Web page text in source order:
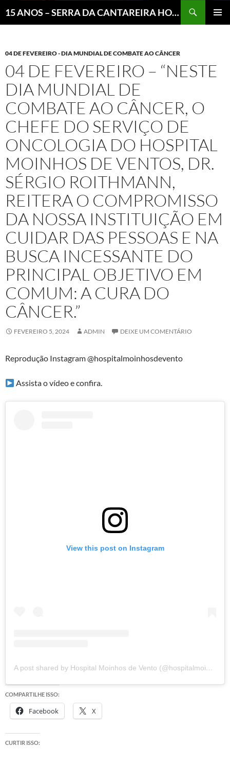
15 ANOS – SERRA DA CANTAREIRA HOJE E COTIDIANO DO BRASIL E DO MUNDO
04 DE FEVEREIRO - DIA MUNDIAL DE COMBATE AO CÂNCER
04 DE FEVEREIRO – “NESTE
DIA MUNDIAL DE
COMBATE AO CÂNCER, O
CHEFE DO SERVIÇO DE
ONCOLOGIA DO HOSPITAL
MOINHOS DE VENTOS, DR.
SÉRGIO ROITHMANN,
REITERA O COMPROMISSO
DA NOSSA INSTITUIÇÃO EM
CUIDAR DAS PESSOAS E NA
BUSCA INCESSANTE DO
PRINCIPAL OBJETIVO EM
COMUM: A CURA DO
CÂNCER.”
FEVEREIRO 5, 2024 ADMIN DEIXE UM COMENTÁRIO
Reprodução Instagram @hospitalmoinhosdevento
Assista o vídeo e confira.
View this post on Instagram
A post shared by Hospital Moinhos de Vento (@hospitalmoinhosdevento)
COMPARTILHE ISSO:
Facebook X
CURTIR ISSO: